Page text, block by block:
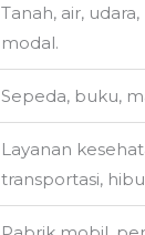
Tanah, air,
modal.
Sepeda, buku,
Layanan
transportasi,